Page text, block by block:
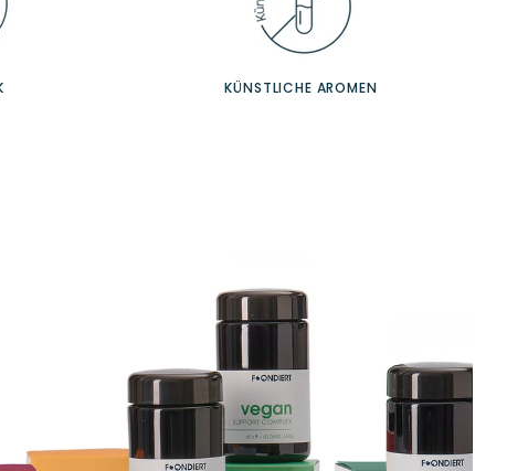
KÜNSTLICHE AROMEN